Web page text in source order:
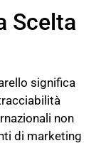
Scelta
significa
non
di marketing